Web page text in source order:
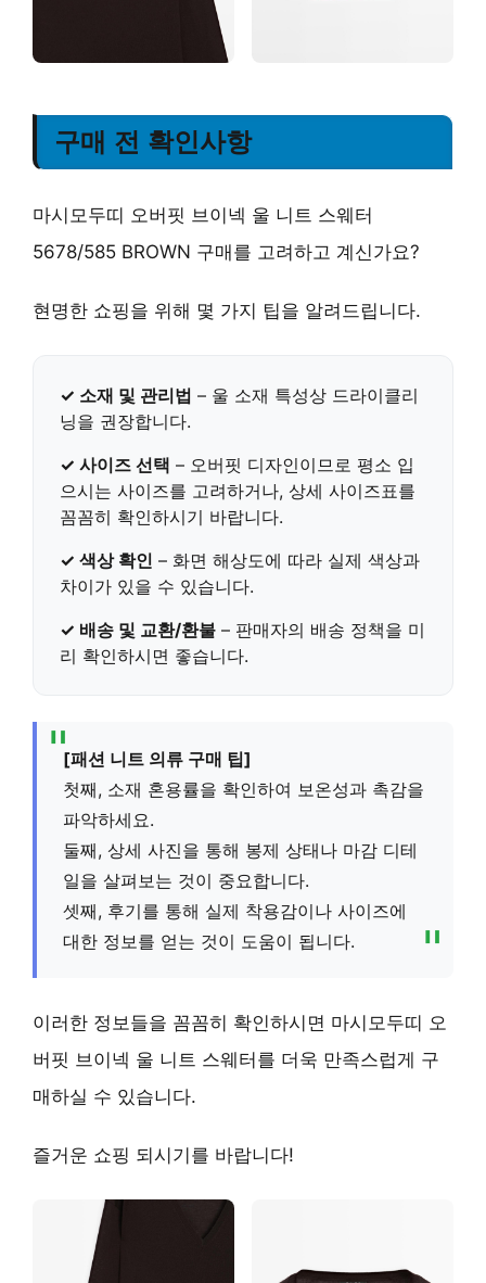
구매 전 확인사항
마시모두띠 오버핏 브이넥 울 니트 스웨터
5678/585 BROWN 구매를 고려하고 계신가요?
현명한 쇼핑을 위해 몇 가지 팁을 알려드립니다.
✓ 소재 및 관리법 – 울 소재 특성상 드라이클리
닝을 권장합니다.
✓ 사이즈 선택 – 오버핏 디자인이므로 평소 입
으시는 사이즈를 고려하거나, 상세 사이즈표를
꼼꼼히 확인하시기 바랍니다.
✓ 색상 확인 – 화면 해상도에 따라 실제 색상과
차이가 있을 수 있습니다.
✓ 배송 및 교환/환불 – 판매자의 배송 정책을 미
리 확인하시면 좋습니다.
[패션 니트 의류 구매 팁]
첫째, 소재 혼용률을 확인하여 보온성과 촉감을
파악하세요.
둘째, 상세 사진을 통해 봉제 상태나 마감 디테
일을 살펴보는 것이 중요합니다.
셋째, 후기를 통해 실제 착용감이나 사이즈에
대한 정보를 얻는 것이 도움이 됩니다.
이러한 정보들을 꼼꼼히 확인하시면 마시모두띠 오
버핏 브이넥 울 니트 스웨터를 더욱 만족스럽게 구
매하실 수 있습니다.
즐거운 쇼핑 되시기를 바랍니다!